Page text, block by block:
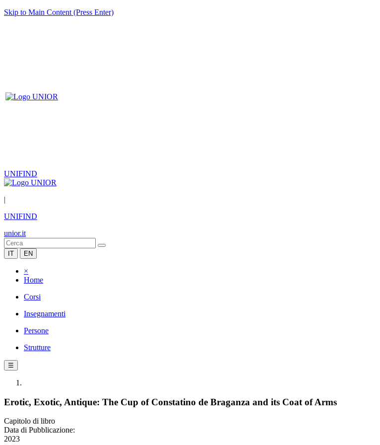
Skip to Main Content (Press Enter)
UNIFIND
|
UNIFIND
unior.it
IT EN
×
Home
Corsi
Insegnamenti
Persone
Strutture
☰
Erotic, Exotic, Antique: The Cup of Constatino de Braganza and its Coat of Arms
Capitolo di libro
Data di Pubblicazione:
2023